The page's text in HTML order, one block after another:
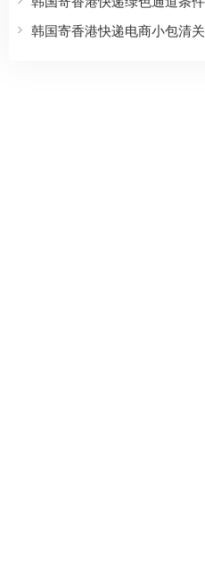
韩国寄香港快递电商小包清